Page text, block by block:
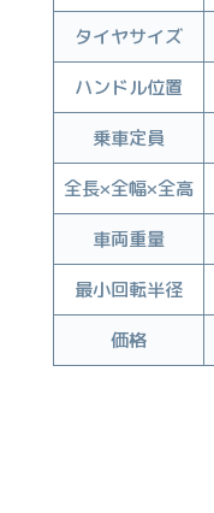
タイヤサイズ
ハンドル位置
乗車定員
全長×全幅×全高
車両重量
最小回転半径
価格